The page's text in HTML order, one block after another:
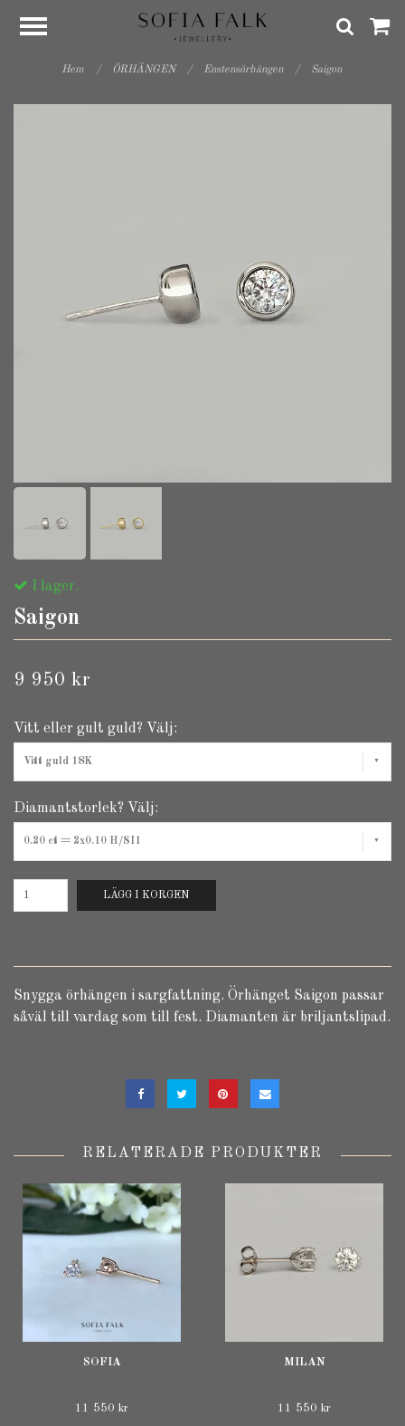
Hem / ÖRHÄNGEN / Enstensörhängen / Saigon
I lager.
Saigon
9 950 kr
Vitt eller gult guld? Välj:
Vitt guld 18K
Diamantstorlek? Välj:
0.20 ct = 2x0.10 H/SI1
LÄGG I KORGEN
Snygga örhängen i sargfattning. Örhänget Saigon passar
såväl till vardag som till fest. Diamanten är briljantslipad.
RELATERADE PRODUKTER
SOFIA
11 550 kr
MILAN
11 550 kr